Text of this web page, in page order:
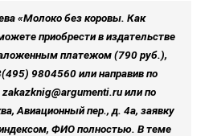
«Молоко без коровы. Как
приобрести в издательстве
платежом (790 руб.),
9804560 или направив по
или по
Авиационный пер., д. 4а, заявку
ФИО полностью. В теме